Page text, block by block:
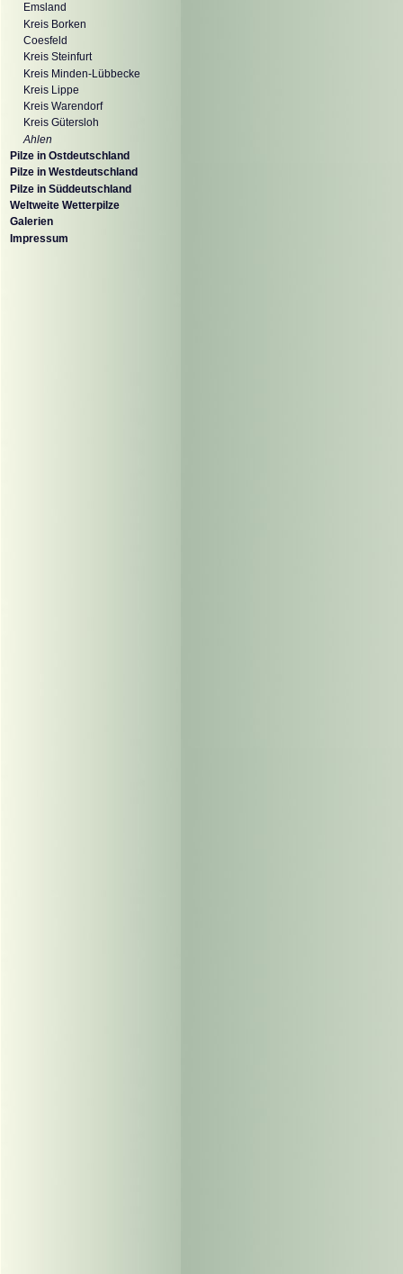
Emsland
Kreis Borken
Coesfeld
Kreis Steinfurt
Kreis Minden-Lübbecke
Kreis Lippe
Kreis Warendorf
Kreis Gütersloh
Ahlen
Pilze in Ostdeutschland
Pilze in Westdeutschland
Pilze in Süddeutschland
Weltweite Wetterpilze
Galerien
Impressum